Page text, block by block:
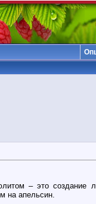
– это создание
на апельсин.